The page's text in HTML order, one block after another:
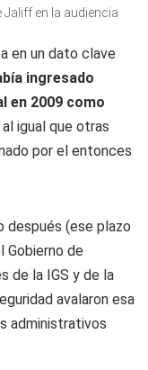
Jaliff en la audiencia
en un dato clave
ingresado
en 2009 como
al igual que otras
por el entonces
después (ese plazo
Gobierno de
de la IGS y de la
avalaron esa
administrativos